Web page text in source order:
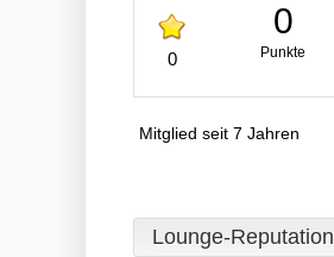
0
0
Punkte
Mitglied seit 7 Jahren
Lounge-Reputation